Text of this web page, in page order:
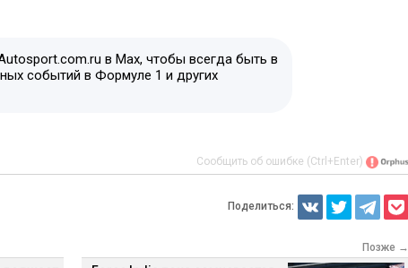
в Max, чтобы всегда быть в
событий в Формуле 1 и других
Сообщить об ошибке (Ctrl+Enter)
Поделиться:
Позже →